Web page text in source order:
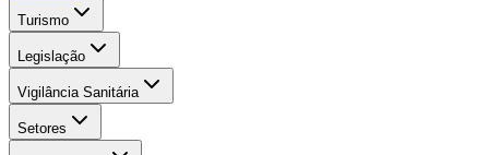
Turismo
Legislação
Vigilância Sanitária
Setores